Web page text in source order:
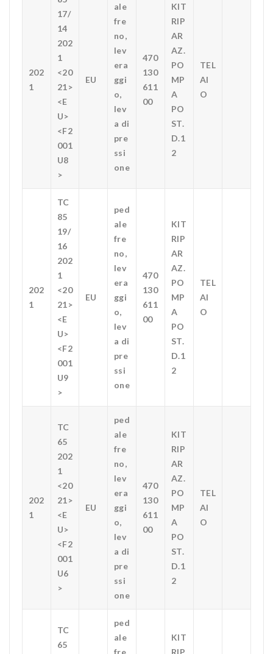
202
1
17/
14
202
1
<20
21>
<E
U>
<F2
001
U8
>
EU
ale
fre
no,
lev
era
ggi
o,
lev
a di
pre
ssi
one
470
130
611
00
KIT
RIP
AR
AZ.
PO
MP
A
PO
ST.
D.1
2
TEL
AI
O
202
1
TC
85
19/
16
202
1
<20
21>
<E
U>
<F2
001
U9
>
EU
ped
ale
fre
no,
lev
era
ggi
o,
lev
a di
pre
ssi
one
470
130
611
00
KIT
RIP
AR
AZ.
PO
MP
A
PO
ST.
D.1
2
TEL
AI
O
202
1
TC
65
202
1
<20
21>
<E
U>
<F2
001
U6
>
EU
ped
ale
fre
no,
lev
era
ggi
o,
lev
a di
pre
ssi
one
470
130
611
00
KIT
RIP
AR
AZ.
PO
MP
A
PO
ST.
D.1
2
TEL
AI
O
TC
65
ped
ale
fre
KIT
RIP